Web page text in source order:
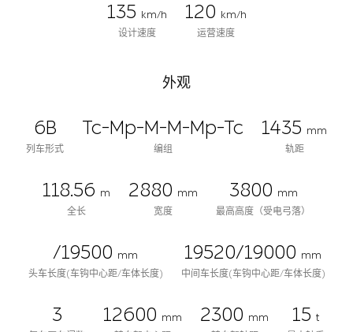
135
km/h
设计速度
120
km/h
运营速度
外观
6B
列车形式
Tc-Mp-M-M-Mp-Tc
编组
1435 mm
轨距
118.56 m
全长
2880 mm
宽度
3800 mm
最高高度（受电弓落）
/19500 mm
头车长度(车钩中心距/车体长度)
19520/19000 mm
中间车长度(车钩中心距/车体长度)
3 12600 mm
2300 mm
15 t